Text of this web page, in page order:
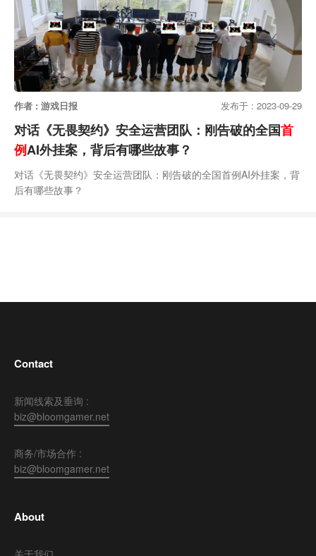
过程中擅自摄录的游戏内容”。据称，该案是国内首次“将
作者 : 游戏日报 发布于 : 2023-09-29
对话《无畏契约》安全运营团队：刚告破的全国首
例AI外挂案，背后有哪些故事？
对话《无畏契约》安全运营团队：刚告破的全国首例AI外挂案，背
后有哪些故事？
Contact
新闻线索及垂询 :
biz@bloomgamer.net
商务/市场合作 :
biz@bloomgamer.net
About